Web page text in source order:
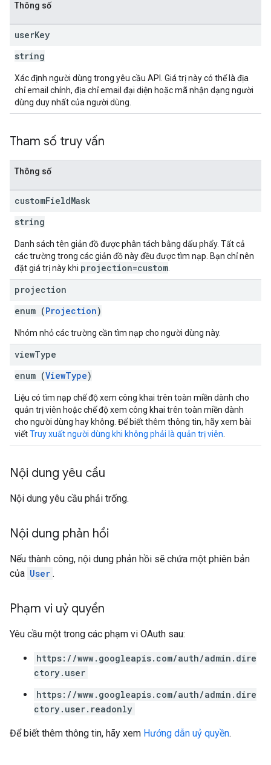
Thông số
userKey
string
Xác định người dùng trong yêu cầu API. Giá trị này có thể là địa
chỉ email chính, địa chỉ email đại diện hoặc mã nhận dạng người
dùng duy nhất của người dùng.
Tham số truy vấn
Thông số
customFieldMask
string
Danh sách tên giản đồ được phân tách bằng dấu phẩy. Tất cả
các trường trong các giản đồ này đều được tìm nạp. Bạn chỉ nên
đặt giá trị này khi projection=custom
projection
enum (Projection)
Nhóm nhỏ các trường cần tìm nạp cho người dùng này.
viewType
enum (ViewType)
Liệu có tìm nạp chế độ xem công khai trên toàn miền dành cho
quản trị viên hoặc chế độ xem công khai trên toàn miền dành
cho người dùng hay không. Để biết thêm thông tin, hãy xem bài
viếtTruy xuất người dùng khi không phải là quản trị viên
Nội dung yêu cầu
Nội dung yêu cầu phải trống.
Nội dung phản hồi
Nếu thành công, nội dung phản hồi sẽ chứa một phiên bản
của User .
Phạm vi uỷ quyền
Yêu cầu một trong các phạm vi OAuth sau:
https://www.googleapis.com/auth/admin.dire
ctory.user
https://www.googleapis.com/auth/admin.dire
ctory.user.readonly
Để biết thêm thông tin, hãy xem Hướng dẫn uỷ quyền.